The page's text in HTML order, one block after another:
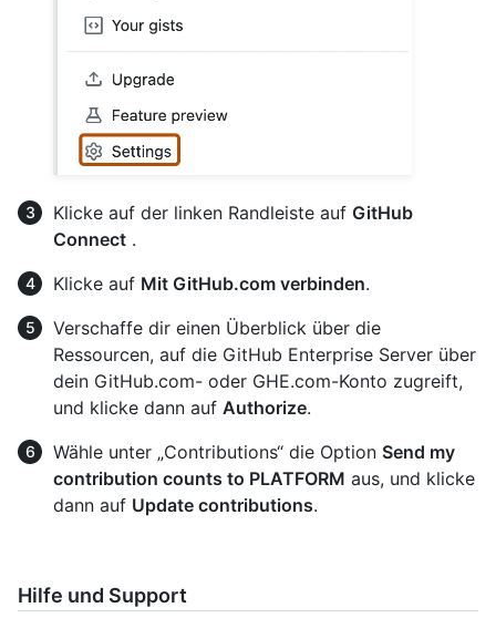
Klicke auf der linken Randleiste auf GitHub
Connect .
Klicke auf Mit GitHub.com verbinden.
Verschaffe dir einen Überblick über die
Ressourcen, auf die GitHub Enterprise Server über
dein GitHub.com- oder GHE.com-Konto zugreift,
und klicke dann auf Authorize.
Wähle unter „Contributions“ die Option Send my
contribution counts to PLATFORM aus, und klicke
dann auf Update contributions.
Hilfe und Support